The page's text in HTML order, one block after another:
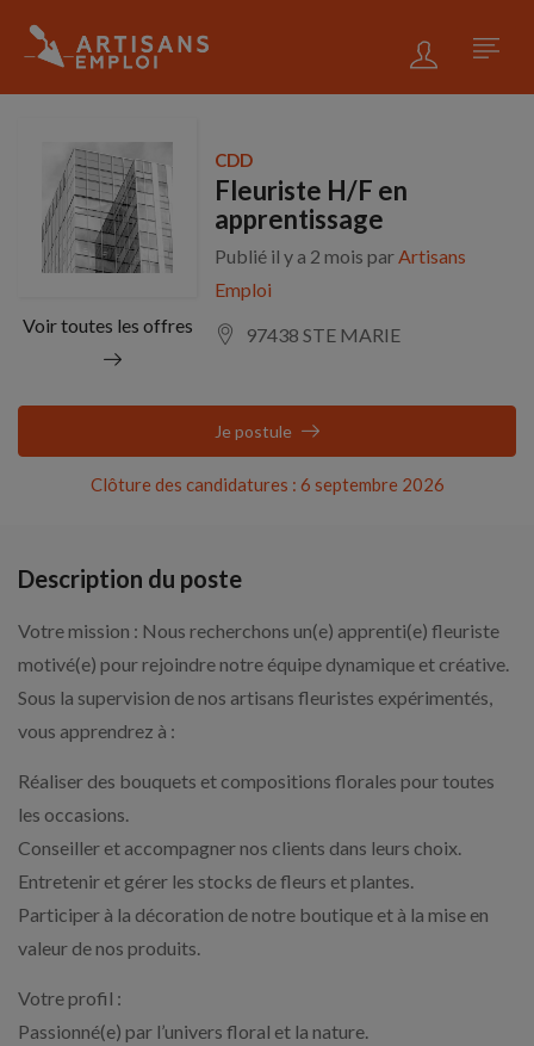
Voir toutes les offres
CDD
Fleuriste H/F en
apprentissage
Publié il y a 2 mois par Artisans
Emploi
97438 STE MARIE
Clôture des candidatures : 6 septembre 2026
Je postule
Description du poste
Votre mission : Nous recherchons un(e) apprenti(e) fleuriste
motivé(e) pour rejoindre notre équipe dynamique et créative.
Sous la supervision de nos artisans fleuristes expérimentés,
vous apprendrez à :
Réaliser des bouquets et compositions florales pour toutes
les occasions.
Conseiller et accompagner nos clients dans leurs choix.
Entretenir et gérer les stocks de fleurs et plantes.
Participer à la décoration de notre boutique et à la mise en
valeur de nos produits.
Votre profil :
Passionné(e) par l’univers floral et la nature.